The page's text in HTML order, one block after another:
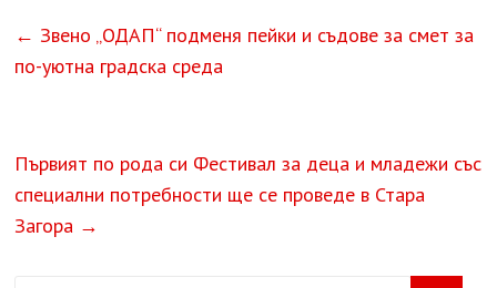
← Звено „ОДАП“ подменя пейки и съдове за смет за
по-уютна градска среда
Първият по рода си Фестивал за деца и младежи със
специални потребности ще се проведе в Стара
Загора →